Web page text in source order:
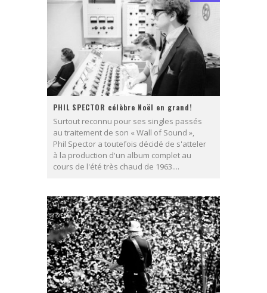
PHIL SPECTOR célèbre Noël en grand!
Surtout reconnu pour ses singles passés
au traitement de son « Wall of Sound »,
Phil Spector a toutefois décidé de s'atteler
à la production d'un album complet au
cours de l'été très chaud de 1963....